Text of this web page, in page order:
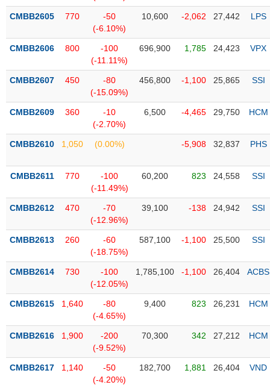
quan
dịch
chính
tích
thuật
sơ
doanh
Tin
sự
Tài
Tâm
thị
trường
CMBB2605 770
-50
(-6.10%)
10,600 -2,062 27,442 LPS
CMBB2606 800
-100
(-11.11%)
696,900 1,785 24,423 VPX
CMBB2607 450
-80
(-15.09%)
456,800 -1,100 25,865 SSI
CMBB2609 360
-10
(-2.70%)
6,500 -4,465 29,750 HCM
CMBB2610 1,050 (0.00%) -5,908 32,837 PHS
CMBB2611 770
-100
(-11.49%)
60,200 823 24,558 SSI
CMBB2612 470
-70
(-12.96%)
39,100 -138 24,942 SSI
CMBB2613 260
-60
(-18.75%)
587,100 -1,100 25,500 SSI
CMBB2614 730
-100
(-12.05%)
1,785,100 -1,100 26,404 ACBS
CMBB2615 1,640
-80
(-4.65%)
9,400 823 26,231 HCM
CMBB2616 1,900
-200
(-9.52%)
70,300 342 27,212 HCM
CMBB2617 1,140
-50
(-4.20%)
182,700 1,881 26,404 VND
VS-
SECTOR
VẬT
CÔNG
DÙNG
THIẾT
YẾU